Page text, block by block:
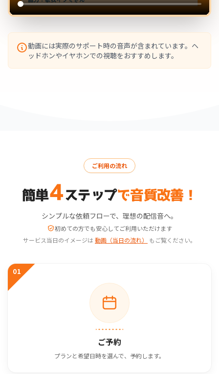
動画には実際のサポート時の音声が含まれています。ヘ
ッドホンやイヤホンでの視聴をおすすめします。
ご利用の流れ
簡単4ステップで音質改善！
シンプルな依頼フローで、理想の配信音へ。
初めての方でも安心してご利用いただけます
サービス当日のイメージは 動画（当日の流れ） もご覧ください。
01
ご予約
プランと希望日時を選んで、予約します。